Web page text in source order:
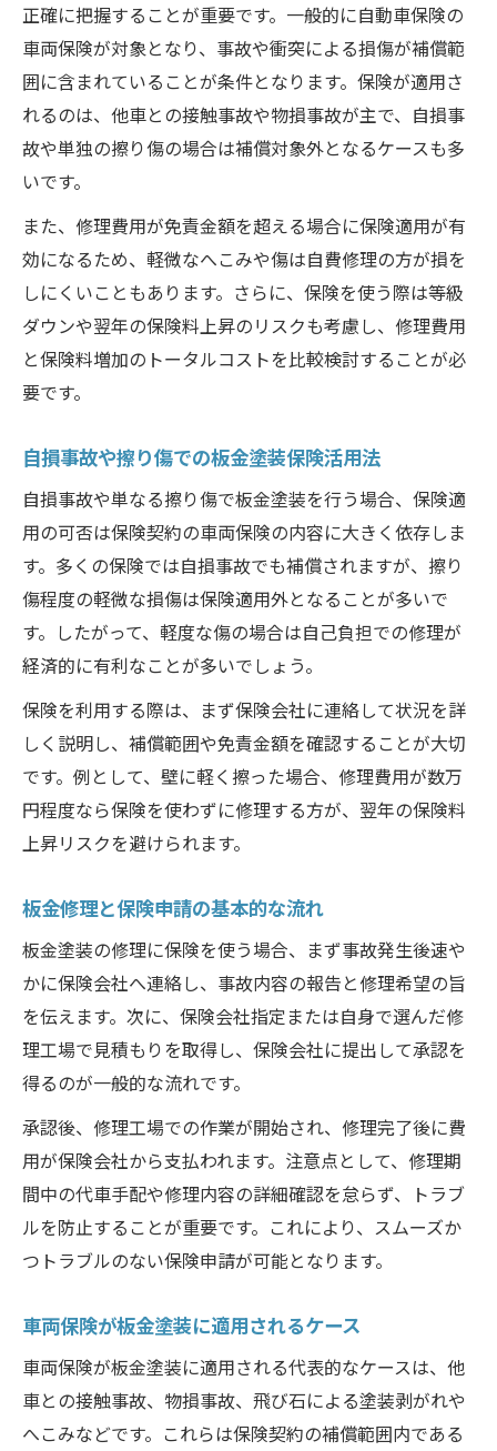
保険を使った場合・使わない場合の費用差
板金塗装で損しない費用計算のポイント
等級ダウンを避けるための板金塗装知識
板金塗装で等級ダウンを回避する方法
保険利用時の等級ダウンと板金塗装の関係
板金修理で保険等級を守るための注意点
等級ダウンと将来の保険料負担を見据えて
事故後の板金塗装で失敗しないコツ
事故後すぐに確認したい板金塗装の保険適
保険会社と板金塗装業者の連携ポイント
板金塗装後の保証やアフターケアの重要性
事故後の板金塗装費用と保険活用法
板金塗装修理における保険活用の実態
板金塗装修理で保険が使える実際の事例
保険対応の板金塗装でよくある疑問を解消
板金塗装保険利用時のトラブル回避術
板金塗装と保険申請の成功事例を紹介
修理後の価値まで見据えた費用検討術
板金塗装修理後の車価値への影響とは
修理後の売却査定に強い板金塗装の選び方
板金塗装修理で将来の下取り価格を守るコ
ツ
板金塗装と保険利用が査定に及ぼす影響
正確に把握することが重要です。一般的に自動車保険の
車両保険が対象となり、事故や衝突による損傷が補償範
囲に含まれていることが条件となります。保険が適用さ
れるのは、他車との接触事故や物損事故が主で、自損事
故や単独の擦り傷の場合は補償対象外となるケースも多
いです。
また、修理費用が免責金額を超える場合に保険適用が有
効になるため、軽微なへこみや傷は自費修理の方が損を
しにくいこともあります。さらに、保険を使う際は等級
ダウンや翌年の保険料上昇のリスクも考慮し、修理費用
と保険料増加のトータルコストを比較検討することが必
要です。
自損事故や擦り傷での板金塗装保険活用法
自損事故や単なる擦り傷で板金塗装を行う場合、保険適
用の可否は保険契約の車両保険の内容に大きく依存しま
す。多くの保険では自損事故でも補償されますが、擦り
傷程度の軽微な損傷は保険適用外となることが多いで
す。したがって、軽度な傷の場合は自己負担での修理が
経済的に有利なことが多いでしょう。
保険を利用する際は、まず保険会社に連絡して状況を詳
しく説明し、補償範囲や免責金額を確認することが大切
です。例として、壁に軽く擦った場合、修理費用が数万
円程度なら保険を使わずに修理する方が、翌年の保険料
上昇リスクを避けられます。
板金修理と保険申請の基本的な流れ
板金塗装の修理に保険を使う場合、まず事故発生後速や
かに保険会社へ連絡し、事故内容の報告と修理希望の旨
を伝えます。次に、保険会社指定または自身で選んだ修
理工場で見積もりを取得し、保険会社に提出して承認を
得るのが一般的な流れです。
承認後、修理工場での作業が開始され、修理完了後に費
用が保険会社から支払われます。注意点として、修理期
間中の代車手配や修理内容の詳細確認を怠らず、トラブ
ルを防止することが重要です。これにより、スムーズか
つトラブルのない保険申請が可能となります。
車両保険が板金塗装に適用されるケース
車両保険が板金塗装に適用される代表的なケースは、他
車との接触事故、物損事故、飛び石による塗装剥がれや
へこみなどです。これらは保険契約の補償範囲内である